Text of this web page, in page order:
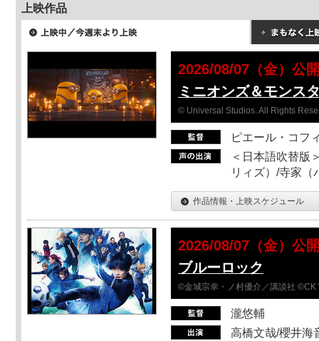
上映作品
2026/08/07（金）公
ミニオンズ＆モンス
© Universal Studios. All Rights
ピエール・コフ
＜日本語吹替版
リィズ）/寺家（
作品情報・上映スケジュール
2026/08/07（金）公
ブルーロック
©金城宗幸・ノ村優介／講談社 ©CK
瀧悠輔
高橋文哉/櫻井海